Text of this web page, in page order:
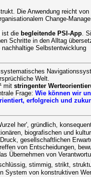
Die Anwendung reicht von
Change-
ist die begleitende PSI-App.
Schritte in den Alltag
Selbstentwicklung
Welt.
¹ mit stringenter
Frage: Wie können wir
erfolgreich und
her', gründlich,
biografischen und
gesellschaftlichen
von Entscheidungen,
Übernehmen von
stimmig, strikt,
System von konstruktiven